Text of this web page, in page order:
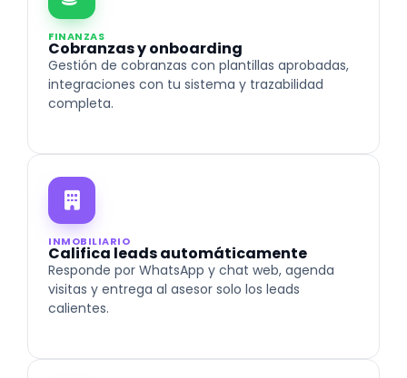
FINANZAS
Cobranzas y onboarding
Gestión de cobranzas con plantillas aprobadas,
integraciones con tu sistema y trazabilidad
completa.
INMOBILIARIO
Califica leads automáticamente
Responde por WhatsApp y chat web, agenda
visitas y entrega al asesor solo los leads
calientes.